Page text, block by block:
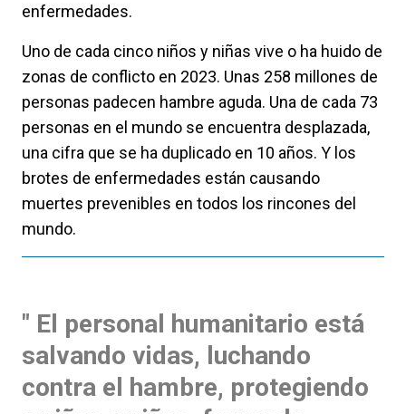
enfermedades.
Uno de cada cinco niños y niñas vive o ha huido de
zonas de conflicto en 2023. Unas 258 millones de
personas padecen hambre aguda. Una de cada 73
personas en el mundo se encuentra desplazada,
una cifra que se ha duplicado en 10 años. Y los
brotes de enfermedades están causando
muertes prevenibles en todos los rincones del
mundo.
" El personal humanitario está
salvando vidas, luchando
contra el hambre, protegiendo